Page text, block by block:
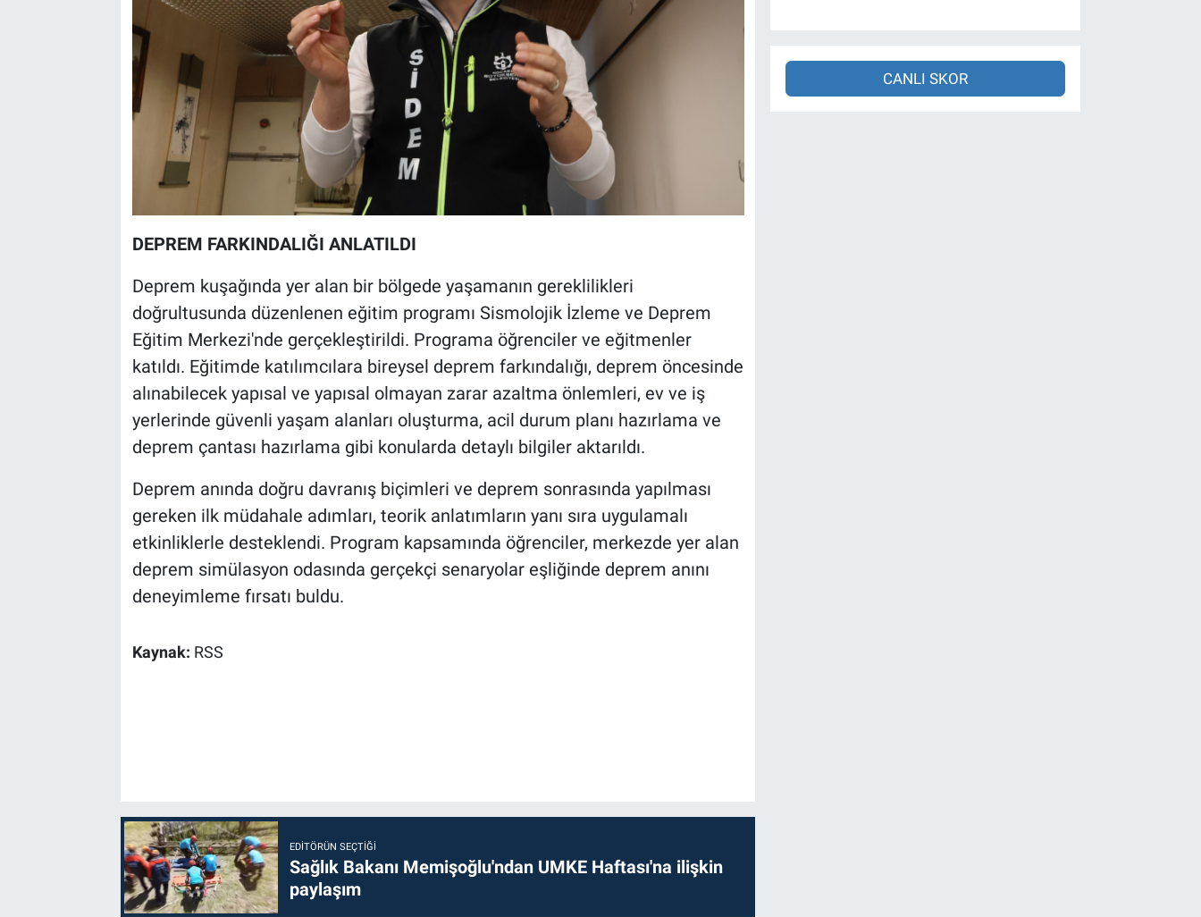
DEPREM FARKINDALIĞI ANLATILDI
Deprem kuşağında yer alan bir bölgede yaşamanın gereklilikleri
doğrultusunda düzenlenen eğitim programı Sismolojik İzleme ve Deprem
Eğitim Merkezi'nde gerçekleştirildi. Programa öğrenciler ve eğitmenler
katıldı. Eğitimde katılımcılara bireysel deprem farkındalığı, deprem öncesinde
alınabilecek yapısal ve yapısal olmayan zarar azaltma önlemleri, ev ve iş
yerlerinde güvenli yaşam alanları oluşturma, acil durum planı hazırlama ve
deprem çantası hazırlama gibi konularda detaylı bilgiler aktarıldı.
Deprem anında doğru davranış biçimleri ve deprem sonrasında yapılması
gereken ilk müdahale adımları, teorik anlatımların yanı sıra uygulamalı
etkinliklerle desteklendi. Program kapsamında öğrenciler, merkezde yer alan
deprem simülasyon odasında gerçekçi senaryolar eşliğinde deprem anını
deneyimleme fırsatı buldu.
Kaynak: RSS
EDITÖRÜN SEÇTIĞI
Sağlık Bakanı Memişoğlu'ndan UMKE Haftası'na ilişkin
paylaşım
CANLI SKOR